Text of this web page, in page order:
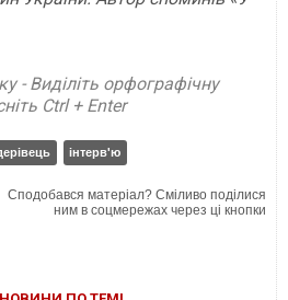
- Виділіть орфографічну
Ctrl + Enter
інтерв'ю
Сподобався матеріал? Сміливо поділися
ним в соцмережах через ці кнопки